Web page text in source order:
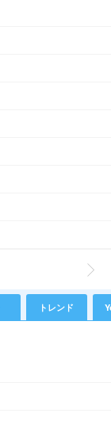
トレンド